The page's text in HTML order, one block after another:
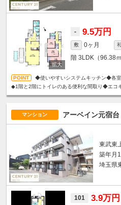
- 9.5万円
敷 0ヶ月
階 3LDK（96.38ｍ
◆使いやすいシステムキッチン◆各
◆1階と2階にトイレのある便利な間取り◆エコ
マンション アーベイン元宿台
東武東
築年月
埼玉県
101 3.9万円